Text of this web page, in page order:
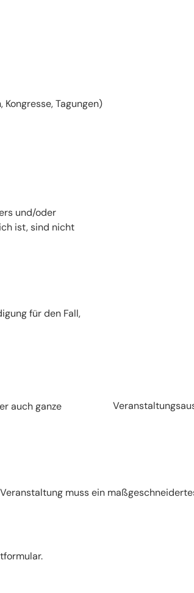
Tagungen)
und/oder
ist, sind nicht
für den Fall,
auch ganze
muss ein